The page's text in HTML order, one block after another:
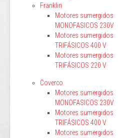
Franklin
Motores sumergidos
MONOFASICOS 230V
Motores sumergidos
TRIFÁSICOS 400 V
Motores sumergidos
TRIFÁSICOS 220 V
Coverco
Motores sumergidos
MONOFASICOS 230V
Motores sumergidos
TRIFÁSICOS 400 V
Motores sumergidos